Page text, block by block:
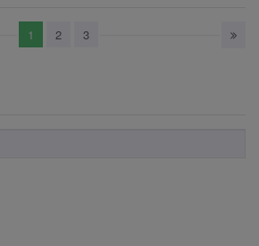
1 2 3